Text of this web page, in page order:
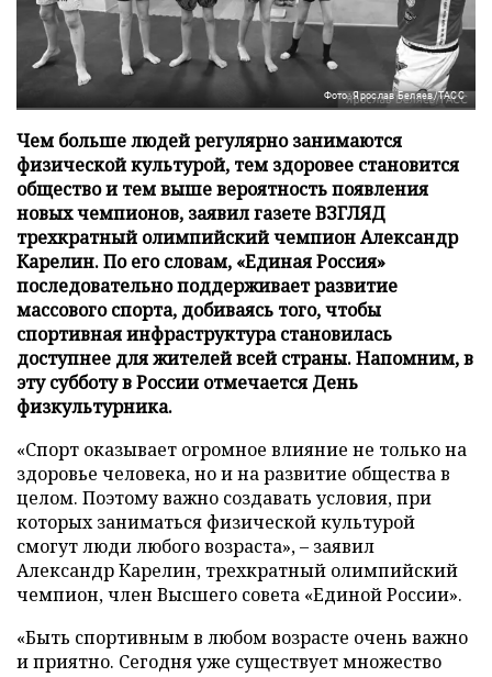
Фото: Ярослав Беляев/ТАСС
Чем больше людей регулярно занимаются
физической культурой, тем здоровее становится
общество и тем выше вероятность появления
новых чемпионов, заявил газете ВЗГЛЯД
трехкратный олимпийский чемпион Александр
Карелин. По его словам, «Единая Россия»
последовательно поддерживает развитие
массового спорта, добиваясь того, чтобы
спортивная инфраструктура становилась
доступнее для жителей всей страны. Напомним, в
эту субботу в России отмечается День
физкультурника.
«Спорт оказывает огромное влияние не только на
здоровье человека, но и на развитие общества в
целом. Поэтому важно создавать условия, при
которых заниматься физической культурой
смогут люди любого возраста», – заявил
Александр Карелин, трехкратный олимпийский
чемпион, член Высшего совета «Единой России».
«Быть спортивным в любом возрасте очень важно
и приятно. Сегодня уже существует множество